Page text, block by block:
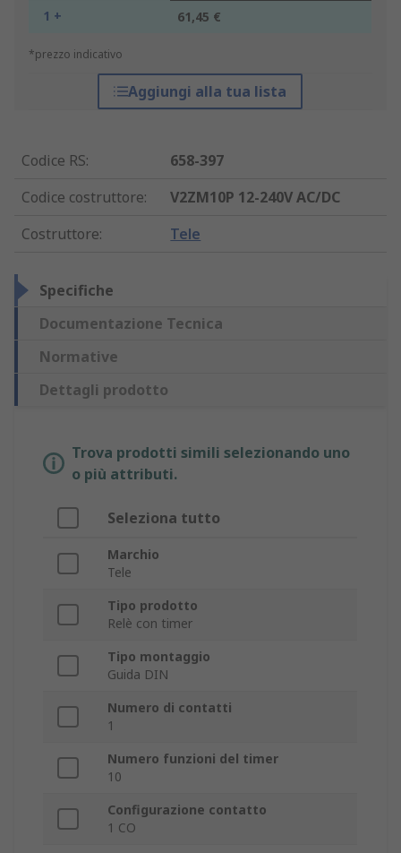
1 + 61,45 €
*prezzo indicativo
Aggiungi alla tua lista
Codice RS:
658-397
Codice costruttore:
V2ZM10P 12-240V AC/DC
Costruttore: Tele
Specifiche
Documentazione Tecnica
Normative
Dettagli prodotto
Trova prodotti simili selezionando uno
o più attributi.
Seleziona tutto
Marchio
Tele
Tipo prodotto
Relè con timer
Tipo montaggio
Guida DIN
Numero di contatti
1
Numero funzioni del timer
10
Configurazione contatto
1 CO